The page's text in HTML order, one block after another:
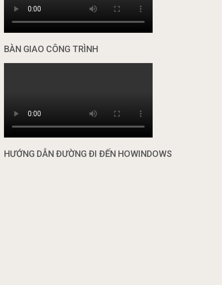
BÀN GIAO CÔNG TRÌNH
HƯỚNG DẪN ĐƯỜNG ĐI ĐẾN HOWINDOWS